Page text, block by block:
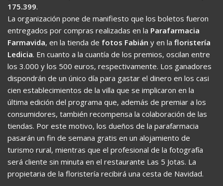
175.399.
La organización pone de manifiesto que los boletos fueron
entregados por compras realizadas en la Parafarmacia
Farmavida, en la tienda de fotos Fabián y en la floristería
Ledicia. En cuanto a la cuantía de los premios, oscilan entre
los 3.000 y los 500 euros, respectivamente. Los ganadores
dispondrán de un único día para gastar el dinero en los casi
cien establecimientos de la villa que se implicaron en la
última edición del programa que, además de premiar a los
consumidores, también recompensa la colaboración de las
tiendas. Por este motivo, los dueños de la parafarmacia
pasarán un fin de semana gratis en un alojamiento de
turismo rural, mientras que el profesional de la fotografía
será cliente sin minuta en el restaurante Las 5 Jotas. La
propietaria de la floristería recibirá una cesta de Navidad.